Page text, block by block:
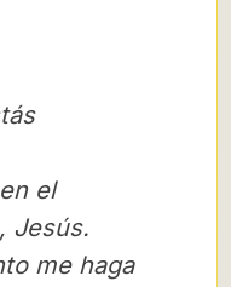
el
Jesús.
me haga